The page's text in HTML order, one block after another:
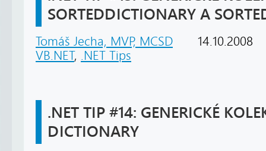
SORTEDDICTIONARY A
Tomáš Jecha, MVP, MCSD
14.10.2008
VB.NET, .NET Tips
.NET TIP #14: GENERICKÉ
DICTIONARY